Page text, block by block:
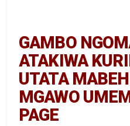
GAMBO
ATAKIWA
UTATA
MGAWO
PAGE